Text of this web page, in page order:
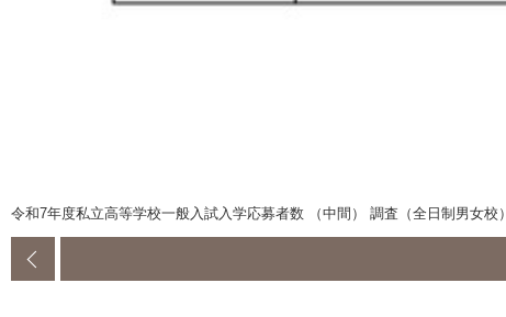
令和7年度私立高等学校一般入試入学応募者数 （中間） 調査（全日制男女校）